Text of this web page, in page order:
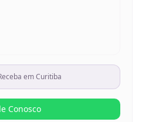
emCuritiba
Conosco